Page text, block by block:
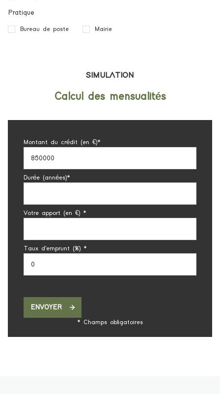
Pratique
Bureau de poste Mairie
SIMULATION
Calcul des mensualités
Montant du crédit (en €)*
Durée (années)*
Votre apport (en €) *
Taux d'emprunt (%) *
ENVOYER
* Champs obligatoires